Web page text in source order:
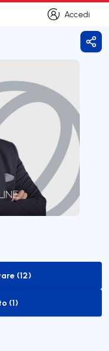
Accedi
Accedi
listing
(12)
listing
(1)